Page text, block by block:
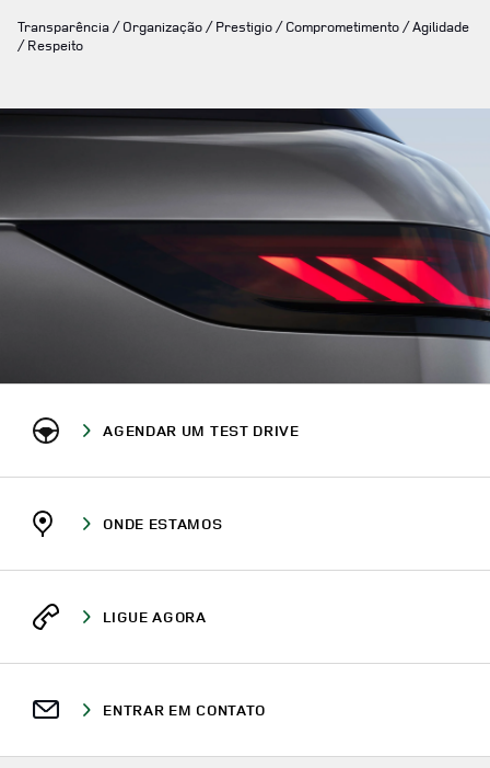
Transparência / Organização / Prestigio / Comprometimento / Agilidade
/ Respeito
AGENDAR UM TEST DRIVE
ONDE ESTAMOS
LIGUE AGORA
ENTRAR EM CONTATO